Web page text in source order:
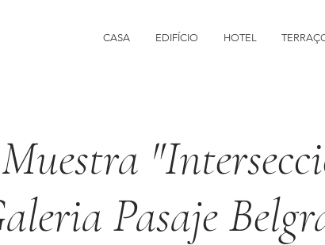
CASA EDIFÍCIO HOTEL
Pasaje